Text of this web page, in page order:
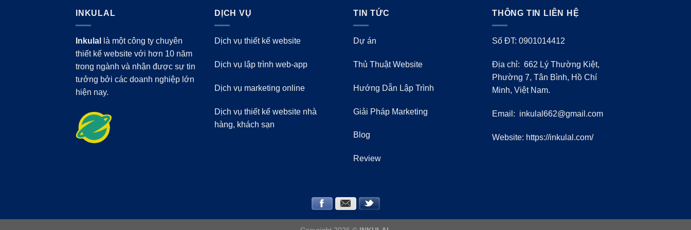
INKULAL
Inkulal
là một công ty chuyên
thiết kế website với hơn 10 năm
trong ngành và nhận được sự tin
tưởng bởi các doanh nghiệp lớn
hiện nay.
DỊCH VỤ
Dịch vụ thiết kế website
Dịch vụ lập trình web-app
Dịch vụ marketing online
Dịch vụ thiết kế website nhà
hàng, khách sạn
TIN TỨC
Dự án
Thủ Thuật Website
Hướng Dẫn Lập Trình
Giải Pháp Marketing
Blog
Review
THÔNG TIN LIÊN HỆ
Số ĐT: 0901014412
Địa chỉ: 662 Lý Thường Kiệt,
Phường 7, Tân Bình, Hồ Chí
Minh, Việt Nam.
Email: inkulal662@gmail.com
Website: https://inkulal.com/